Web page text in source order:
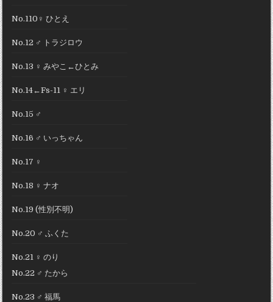
No.110♀ ひとえ
No.12 ♂ トラジロウ
No.13 ♀ みやこ←ひとみ
No.14←Fs-11 ♀ エリ
No.15 ♂
No.16 ♂ いっちゃん
No.17 ♀
No.18 ♀ ナオ
No.19 (性別不明)
No.20 ♂ ふくた
No.21 ♀ のり
No.22 ♂ たから
No.23 ♂ 福馬